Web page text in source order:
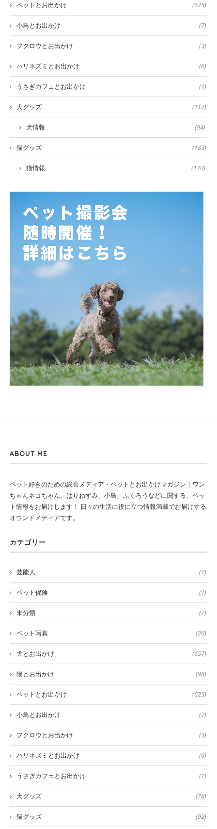
ペットとお出かけ (625)
小鳥とお出かけ (7)
フクロウとお出かけ (3)
ハリネズミとお出かけ (6)
うさぎカフェとお出かけ (1)
犬グッズ (112)
犬情報 (94)
猫グッズ (183)
猫情報 (170)
ABOUT ME
ペット好きのための総合メディア・ペットとお出かけマガジン | ワン
ちゃんネコちゃん、はりねずみ、小鳥、ふくろうなどに関する、ペッ
ト情報をお届けします！ 日々の生活に役に立つ情報満載でお届けする
オウンドメディアです。
カテゴリー
芸能人 (7)
ペット保険 (1)
未分類 (7)
ペット写真 (26)
犬とお出かけ (657)
猫とお出かけ (98)
ペットとお出かけ (625)
小鳥とお出かけ (7)
フクロウとお出かけ (3)
ハリネズミとお出かけ (6)
うさぎカフェとお出かけ (1)
犬グッズ (78)
猫グッズ (92)